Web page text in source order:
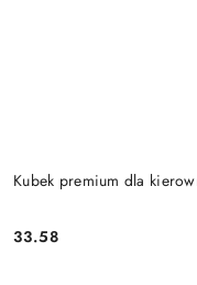
Kubek premium dla
Cena:
33.58